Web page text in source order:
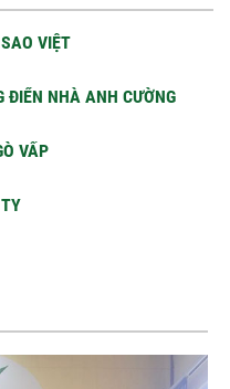
VIỆT
ĐIỂN NHÀ ANH CƯỜNG
VẤP